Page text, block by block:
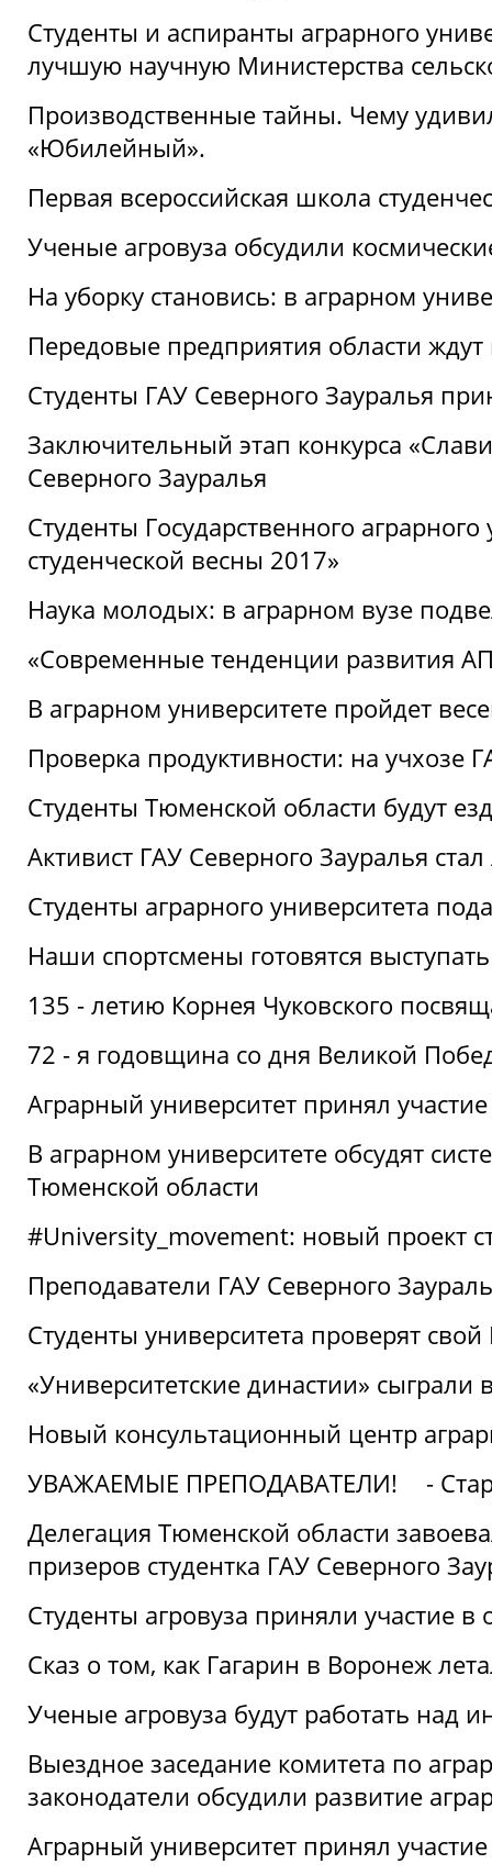
Студенты и аспиранты аграрного
лучшую научную Министерства
Производственные тайны. Чему
«Юбилейный».
Первая всероссийская школа
Ученые агровуза обсудили
На уборку становись: в аграрном
Передовые предприятия области ждут
Студенты ГАУ Северного Зауралья
Заключительный этап конкурса
Северного Зауралья
Студенты Государственного
студенческой весны 2017»
Наука молодых: в аграрном вузе
«Современные тенденции развития
В аграрном университете пройдет
Проверка продуктивности: на учхозе
Студенты Тюменской области будут
Активист ГАУ Северного Зауралья
Студенты аграрного университета
Наши спортсмены готовятся
135 - летию Корнея Чуковского
72 - я годовщина со дня Великой
Аграрный университет принял
В аграрном университете обсудят
Тюменской области
#University_movement: новый проект
Преподаватели ГАУ Северного
Студенты университета проверят свой
«Университетские династии»
Новый консультационный центр
УВАЖАЕМЫЕ ПРЕПОДАВАТЕЛИ!
-
Делегация Тюменской области
призеров студентка ГАУ Северного
Студенты агровуза приняли участие в
Сказ о том, как Гагарин в Воронеж
Ученые агровуза будут работать над
Выездное заседание комитета по
законодатели обсудили развитие
Аграрный университет принял